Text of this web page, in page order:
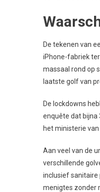
De tekenen van
iPhone-fabriek
massaal rond op
laatste golf van
De lockdowns
enquête dat bijna
het ministerie
Aan veel van de
verschillende
inclusief sanitaire
menigtes zonder